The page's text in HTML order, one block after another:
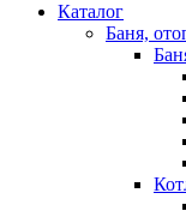
Каталог
Баня,